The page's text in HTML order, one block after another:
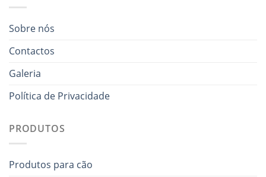
Sobre nós
Contactos
Galeria
Política de Privacidade
PRODUTOS
Produtos para cão